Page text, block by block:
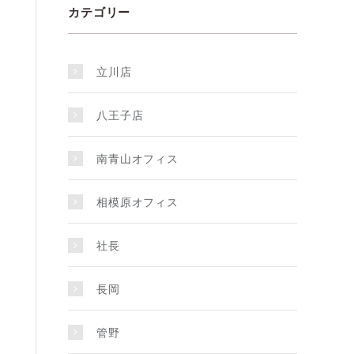
カテゴリー
立川店
八王子店
南青山オフィス
相模原オフィス
社長
長岡
管野